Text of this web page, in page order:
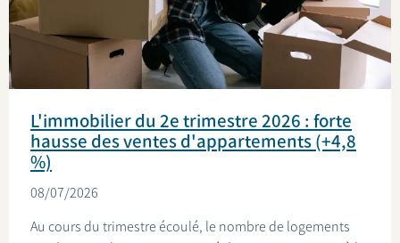
L'immobilier du 2e trimestre 2026 : forte
hausse des ventes d'appartements (+4,8
%)
08/07/2026
Au cours du trimestre écoulé, le nombre de logements